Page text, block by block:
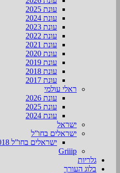
עונת 2025
עונת 2024
עונת 2023
עונת 2022
עונת 2021
עונת 2020
עונת 2019
עונת 2018
עונת 2017
ראלי עולמי
עונת 2026
עונת 2025
עונת 2024
ישראל
ישראלים בחו”ל
ישראלים בחו”ל 2018
Griiip
גלריות
בלוג העורך